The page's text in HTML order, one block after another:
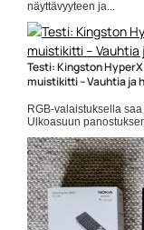
näyttävyyteen ja...
Legion
Testi: Kingston HyperX
muistikitti – Vauhtia ja
RGB-valaistuksella
Ulkoasuun
DDR4-3600